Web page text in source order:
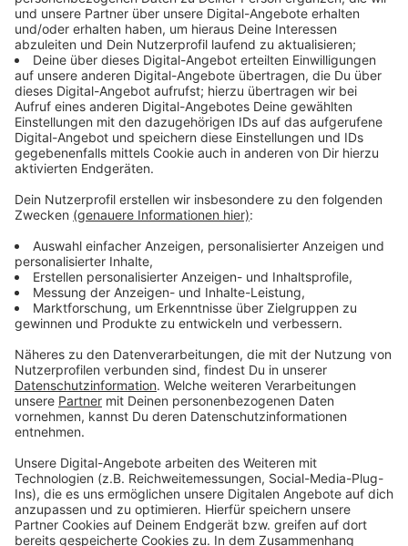
Schmetterlinge in den Bauch holt. Weil wir zusammen
Dopamin ausschütten.
Ich möchte mehr von diesem Neuen erleben - und
dann ist es ein bisschen so, als ob man sich die Liebe
zurück ins Leben holt.
Dafür ist im Urlaub natürlich Zeit.
Pool morgens oder das letzte Stück Kotelett am
Buffet sein.
Das kann eine Wanderung sein, ein neues
Gesellschaftsspiel.
Vielleicht hat man im Urlaub mal Zeit, etwas zu
Gemeinsame neue Erlebnisse schweißen zusammen.
Urlaub ist perfekt dafür.
Anzeige
Säule 5: Sinnhaftigkeit
Anzeige